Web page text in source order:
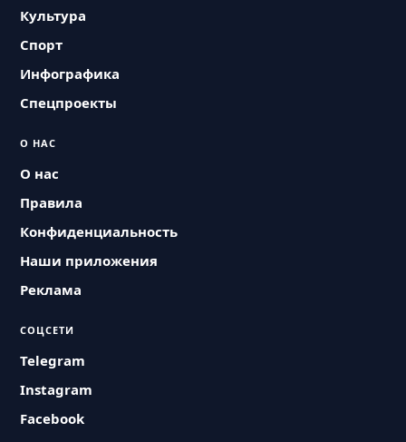
Культура
Спорт
Инфографика
Спецпроекты
О НАС
О нас
Правила
Конфиденциальность
Наши приложения
Реклама
СОЦСЕТИ
Telegram
Instagram
Facebook